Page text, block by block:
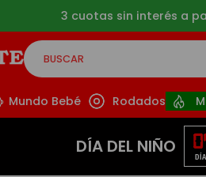
3 cuotas sin interés a
BUSCAR
Mundo Bebé Rodados
DÍA DEL NIÑO